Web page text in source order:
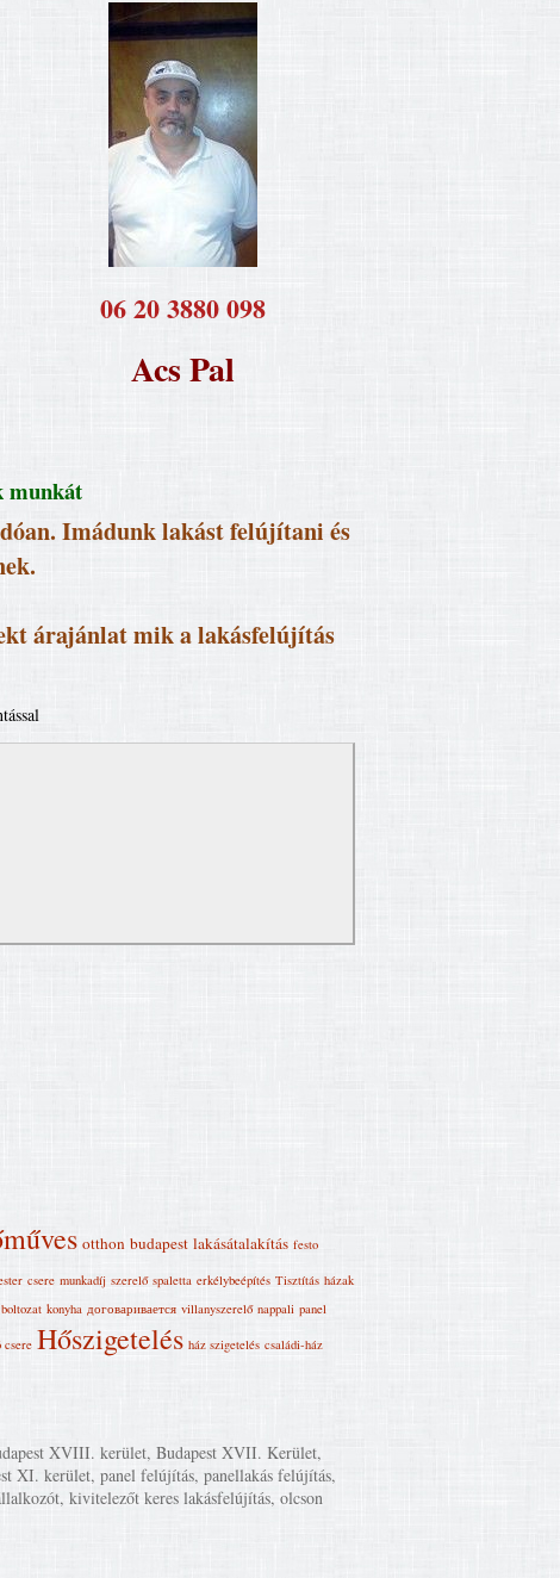
​06 20 3880 098
Acs Pal
munkát
Imádunk lakást felújítani és
árajánlat mik a lakásfelújítás
otthon budapest lakásátalakítás festo
csere munkadíj szerelő spaletta erkélybeépítés Tisztítás házak
boltozat konyha договаривается villanyszerelő nappali panel
csere Hőszigetelés ház szigetelés családi-ház
XVIII. kerület, Budapest XVII. Kerület,
XI. kerület, panel felújítás, panellakás felújítás,
kivitelezőt keres lakásfelújítás, olcson